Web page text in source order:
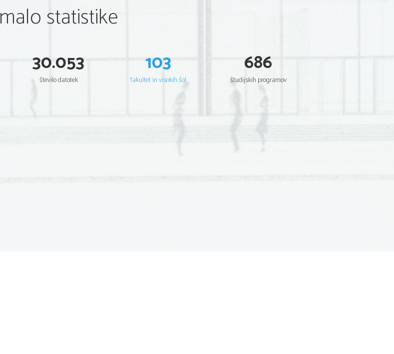
vesolje. Sila teže na planetovem površju je za okoli 1/3 manjša
od Zemjine.
Merkurjevega   površja.   Tako   se   dnevna   temperatua   dvigne   do
C, nočna pa se spusti do -180 0 C. Mariner 10 je prav tako
zaznal   šibka   magnetna   polja   (1/100   Zemljinega).   Površje
Merkurja je za razliko od površja Zemljine lune prepredeno s
strmimi gorskimi hrbti, ki se vijejo v določeni smeri. Ti hrbti
V   letu   1991   so   z   radio-teleskopi   odkrili   nemotene   signale
malo statistike
30.053
število datotek
103
fakultet in visokih šol
686
študijskih programov